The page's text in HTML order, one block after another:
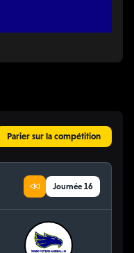
Parier sur la compétition
Journée 16